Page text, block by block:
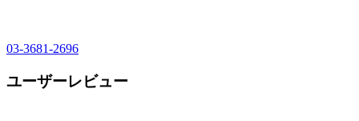
03-3681-2696
ユーザーレビュー